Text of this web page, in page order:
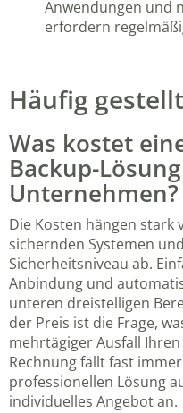
Anwendungen und
erfordern
Häufig
Was kostet
Backup-
Unternehmen?
Die Kosten hängen stark
sichernden Systemen
Sicherheitsniveau ab.
Anbindung und
unteren dreistelligen
der Preis ist die Frage,
mehrtägiger Ausfall
Rechnung fällt fast
professionellen Lösung
individuelles Angebot an.